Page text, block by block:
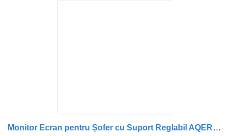
Monitor Ecran pentru Șofer cu Suport Reglabil AQERI 32120 per camion Volvo Aqeri32120-32120